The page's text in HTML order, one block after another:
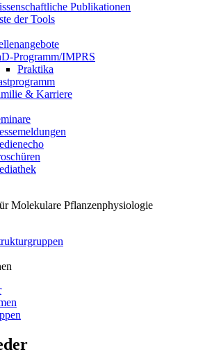
Publikationen
der Tools
Programm/IMPRS
Praktika
& Karriere
Molekulare Pflanzenphysiologie